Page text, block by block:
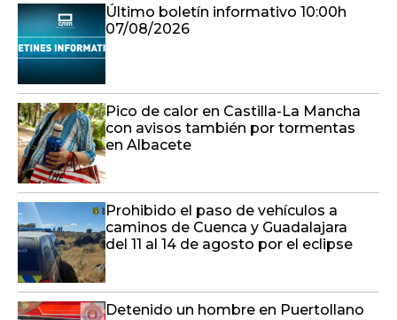
Último boletín informativo 10:00h
07/08/2026
Pico de calor en Castilla-La Mancha
con avisos también por tormentas
en Albacete
Prohibido el paso de vehículos a
caminos de Cuenca y Guadalajara
del 11 al 14 de agosto por el eclipse
Detenido un hombre en Puertollano